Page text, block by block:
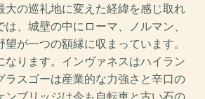
大の巡礼地に変えた経緯を感じ取れ
、城壁の中にローマ、ノルマン、
が一つの額縁に収まっています。
なります。インヴァネスはハイラン
ラスゴーは産業的な力強さと辛口の